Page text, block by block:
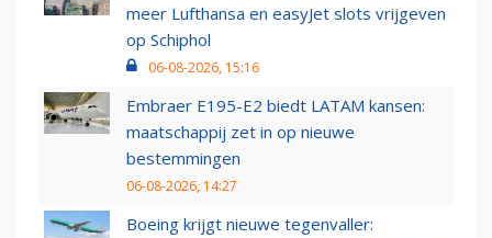
meer Lufthansa en easyJet slots vrijgeven
op Schiphol
06-08-2026, 15:16
Embraer E195-E2 biedt LATAM kansen:
maatschappij zet in op nieuwe
bestemmingen
06-08-2026, 14:27
Boeing krijgt nieuwe tegenvaller: